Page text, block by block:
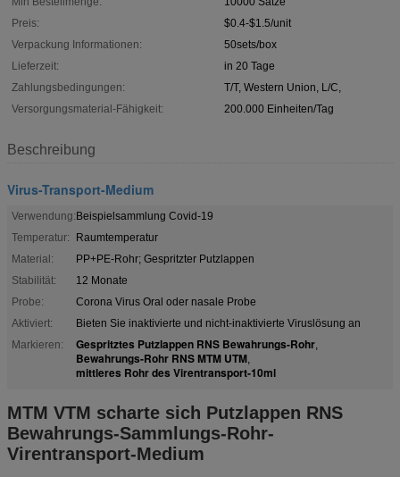
Preis:
$0.4-$1.5/unit
Verpackung Informationen:
50sets/box
Lieferzeit:
in 20 Tage
Zahlungsbedingungen:
T/T, Western Union, L/C,
Versorgungsmaterial-Fähigkeit:
200.000 Einheiten/Tag
Beschreibung
Virus-Transport-Medium
Verwendung:Beispielsammlung Covid-19
Temperatur:
Raumtemperatur
Material:
PP+PE-Rohr; Gespritzter Putzlappen
Stabilität:
12 Monate
Probe:
Corona Virus Oral oder nasale Probe
Aktiviert:
Bieten Sie inaktivierte und nicht-inaktivierte Viruslösung an
Markieren:
Gespritztes Putzlappen RNS Bewahrungs-Rohr,
Bewahrungs-Rohr RNS MTM UTM,
mittleres Rohr des Virentransport-10ml
MTM VTM scharte sich Putzlappen RNS
Bewahrungs-Sammlungs-Rohr-
Virentransport-Medium